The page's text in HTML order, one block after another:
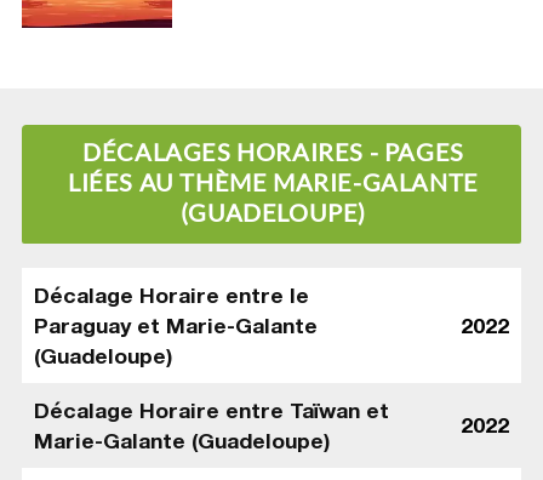
DÉCALAGES HORAIRES - PAGES
LIÉES AU THÈME MARIE-GALANTE
(GUADELOUPE)
Décalage Horaire entre le
Paraguay et Marie-Galante
(Guadeloupe)
2022
Décalage Horaire entre Taïwan et
Marie-Galante (Guadeloupe)
2022